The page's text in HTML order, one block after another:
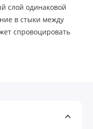
слой одинаковой
в стыки между
спровоцировать